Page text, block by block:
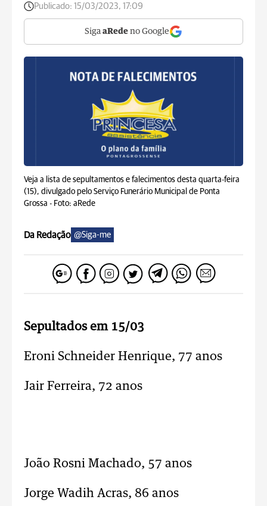
Publicado: 15/03/2023, 17:09
Siga aRede no Google
Veja a lista de sepultamentos e falecimentos desta quarta-feira
(15), divulgado pelo Serviço Funerário Municipal de Ponta
Grossa - Foto: aRede
Da Redação @Siga-me
Sepultados em 15/03
Eroni Schneider Henrique, 77 anos
Jair Ferreira, 72 anos
João Rosni Machado, 57 anos
Jorge Wadih Acras, 86 anos